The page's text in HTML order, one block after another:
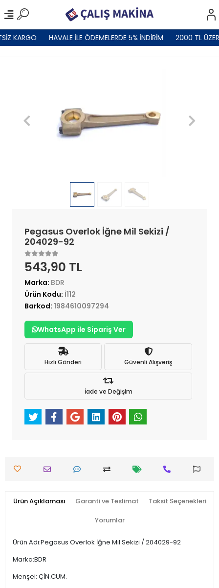
KARGO HAVALE İLE ÖDEMELERDE 5% İNDİRİM 2000 TL
Pegasus Overlok İğne Mil Sekizi /
204029-92
543,90 TL
Marka: BDR
Ürün Kodu: İ112
Barkod: 1984610097294
WhatsApp ile Sipariş Ver
Hızlı Gönderi Güvenli Alışveriş
İade ve Değişim
Ürün Açıklaması Garanti ve Teslimat Taksit Seçenekleri
Yorumlar
Ürün Adı:Pegasus Overlok İğne Mil Sekizi / 204029-92
Marka:BDR
Menşei: ÇİN.CUM.